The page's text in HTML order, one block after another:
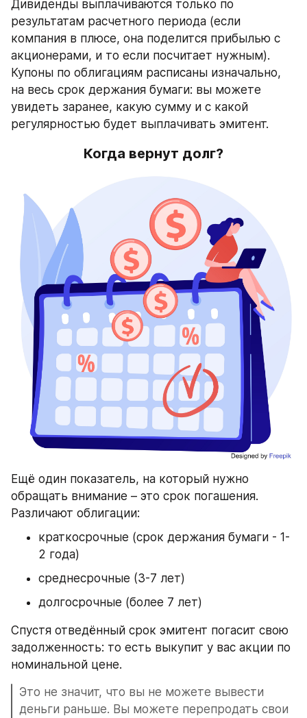
Дивиденды выплачиваются только по
результатам расчетного периода (если
компания в плюсе, она поделится прибылью с
акционерами, и то если посчитает нужным).
Купоны по облигациям расписаны изначально,
на весь срок держания бумаги: вы можете
увидеть заранее, какую сумму и с какой
регулярностью будет выплачивать эмитент.
Когда вернут долг?
Ещё один показатель, на который нужно
обращать внимание – это срок погашения.
Различают облигации:
краткосрочные (срок держания бумаги - 1-
2 года)
среднесрочные (3-7 лет)
долгосрочные (более 7 лет)
Спустя отведённый срок эмитент погасит свою
задолженность: то есть выкупит у вас акции по
номинальной цене.
Это не значит, что вы не можете вывести
деньги раньше. Вы можете перепродать свои